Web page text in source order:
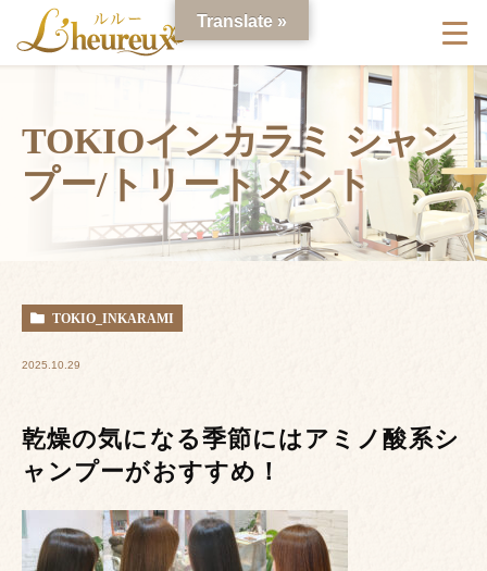
TOKIOインカラミ シャン
プー/トリートメント
TOKIO_INKARAMI
2025.10.29
乾燥の気になる季節にはアミノ酸系シ
ャンプーがおすすめ！
Translate »